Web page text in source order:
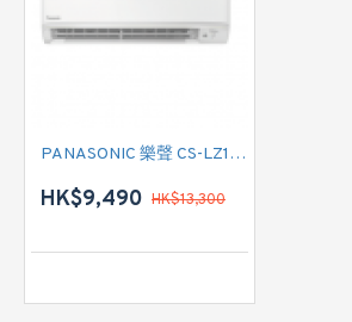
PANASONIC 樂聲 CS-LZ18ZKA 二匹 Smaller 系列 WIFI智能變頻冷暖掛牆分體式冷氣機 (附遙控)
HK$9,490 HK$13,300